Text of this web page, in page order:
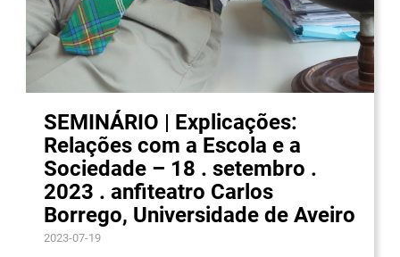
SEMINÁRIO | Explicações:
Relações com a Escola e a
Sociedade – 18 . setembro .
2023 . anfiteatro Carlos
Borrego, Universidade de Aveiro
2023-07-19